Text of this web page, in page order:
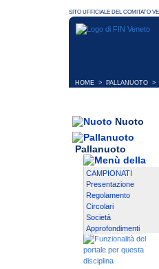
HOME > PALLANUOTO >
Nuoto
Pallanuoto
CAMPIONATI
Presentazione
Regolamento
Circolari
Società
Approfondimenti